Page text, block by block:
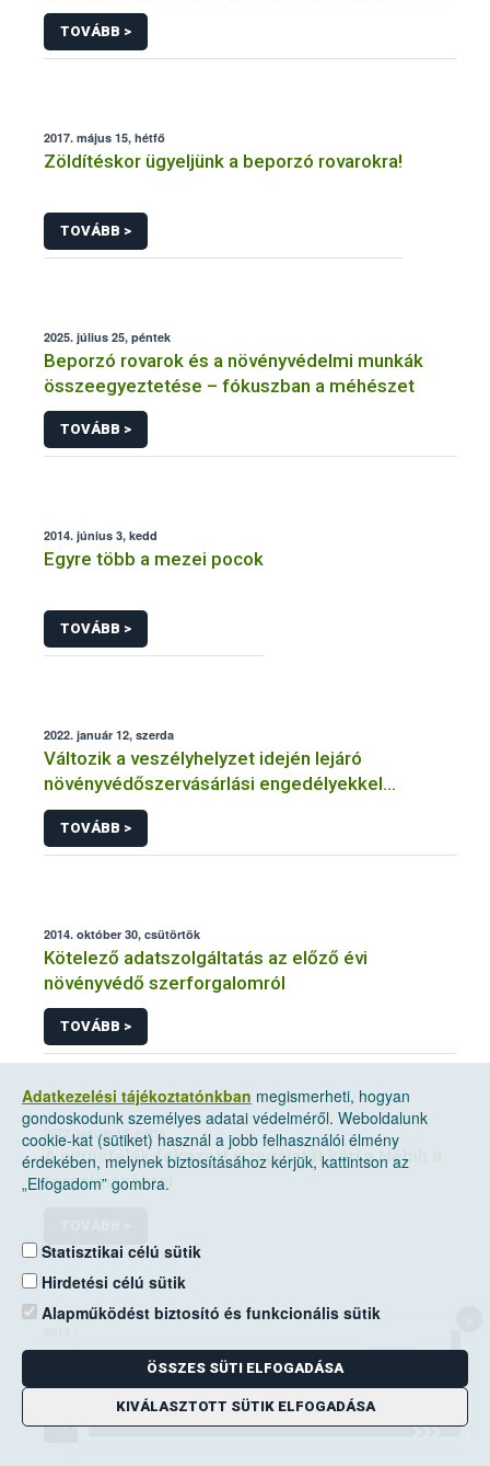
forgalomból a NÉBIH
TOVÁBB >
2017. május 15, hétfő
Zöldítéskor ügyeljünk a beporzó rovarokra!
TOVÁBB >
2025. július 25, péntek
Beporzó rovarok és a növényvédelmi munkák
összeegyeztetése – fókuszban a méhészet
TOVÁBB >
2014. június 3, kedd
Egyre több a mezei pocok
TOVÁBB >
2022. január 12, szerda
Változik a veszélyhelyzet idején lejáró
növényvédőszervásárlási engedélyekkel
kapcsolatos szabályozás
TOVÁBB >
2014. október 30, csütörtök
Kötelező adatszolgáltatás az előző évi
növényvédő szerforgalomról
TOVÁBB >
2022. január 10, hétfő
A citrusfélék fokozott vizsgálatát kéri a Nébih a
forgalmazóktól
A mezei pocok elleni védekezési kötelezettség
a földhasználók kiemelt feladata
TOVÁBB >
Adatkezelési tájékoztatónkban megismerheti, hogyan
gondoskodunk személyes adatai védelméről. Weboldalunk
cookie-kat (sütiket) használ a jobb felhasználói élmény
érdekében, melynek biztosításához kérjük, kattintson az
„Elfogadom” gombra.
Statisztikai célú sütik
Hirdetési célú sütik
Alapműködést biztosító és funkcionális sütik
ÖSSZES SÜTI ELFOGADÁSA
KIVÁLASZTOTT SÜTIK ELFOGADÁSA